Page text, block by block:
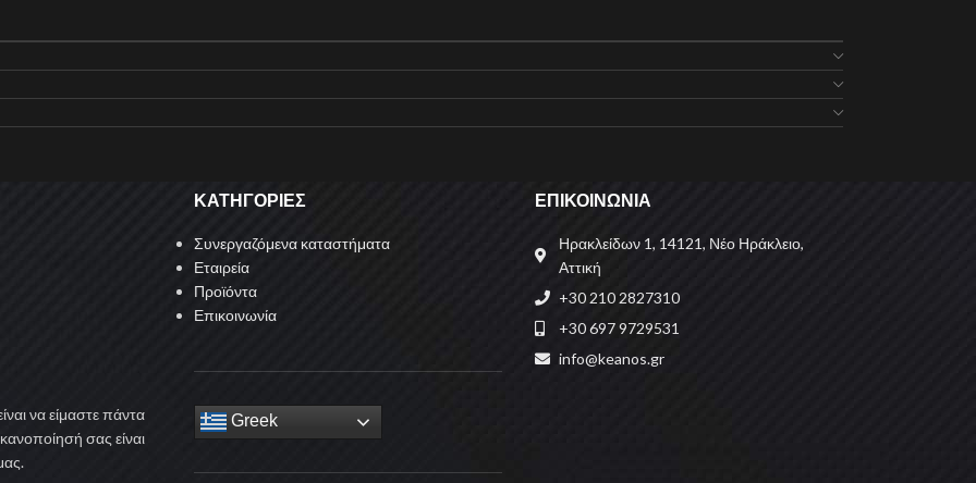
να είμαστε πάντα
σας είναι
ΚΑΤΗΓΟΡΙΕΣ
Συνεργαζόμενα καταστήματα
Εταιρεία
Προϊόντα
Επικοινωνία
Greek
ΕΠΙΚΟΙΝΩΝΙΑ
Ηρακλείδων 1, 14121, Νέο Ηράκλειο,
Αττική
+30 210 2827310
+30 697 9729531
info@keanos.gr